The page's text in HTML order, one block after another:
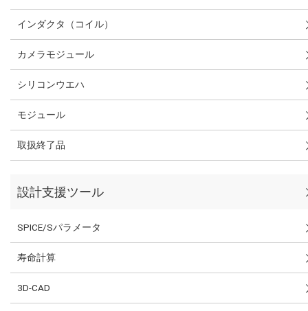
インダクタ（コイル）
カメラモジュール
シリコンウエハ
モジュール
取扱終了品
設計支援ツール
SPICE/Sパラメータ
寿命計算
3D-CAD